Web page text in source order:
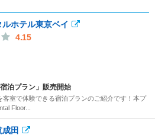
ホテル東京ベイ
4.15
泊プラン」販売開始
室で体験できる宿泊プランのご紹介です！本プ
Floor...
田